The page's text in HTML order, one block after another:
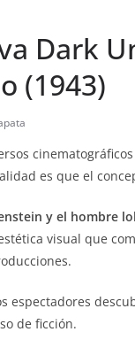
Dark
(1943)
es que el
y el hombre
visual que
espectadores
de ficción.